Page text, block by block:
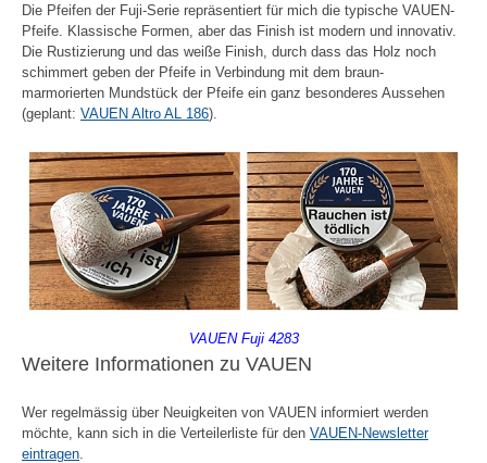
Die Pfeifen der Fuji-Serie repräsentiert für mich die typische VAUEN-
Pfeife. Klassische Formen, aber das Finish ist modern und innovativ.
Die Rustizierung und das weiße Finish, durch dass das Holz noch
schimmert geben der Pfeife in Verbindung mit dem braun-
marmorierten Mundstück der Pfeife ein ganz besonderes Aussehen
(geplant: VAUEN Altro AL 186).
VAUEN Fuji 4283
Weitere Informationen zu VAUEN
Wer regelmässig über Neuigkeiten von VAUEN informiert werden
möchte, kann sich in die Verteilerliste für den VAUEN-Newsletter
eintragen